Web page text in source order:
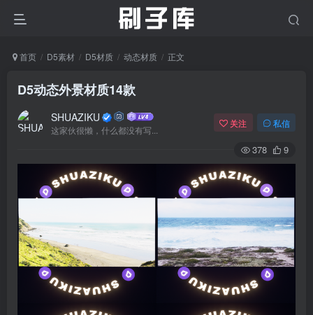
首页 D5素材 D5材质 动态材质 正文
D5动态外景材质14款
SHUAZIKU
这家伙很懒，什么都没有写...
关注 私信
378 9